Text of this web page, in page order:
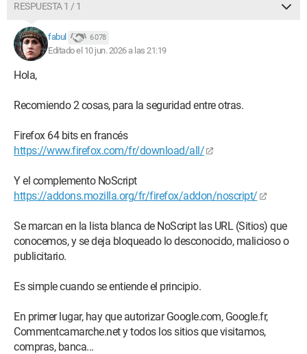
RESPUESTA 1 / 1
fabul 6 078
Editado el 10 jun. 2026 a las 21:19
Hola,
Recomiendo 2 cosas, para la seguridad entre otras.
Firefox 64 bits en francés
https://www.firefox.com/fr/download/all/
Y el complemento NoScript
https://addons.mozilla.org/fr/firefox/addon/noscript/
Se marcan en la lista blanca de NoScript las URL (Sitios) que
conocemos, y se deja bloqueado lo desconocido, malicioso o
publicitario.
Es simple cuando se entiende el principio.
En primer lugar, hay que autorizar Google.com, Google.fr,
Commentcamarche.net y todos los sitios que visitamos,
compras, banca...